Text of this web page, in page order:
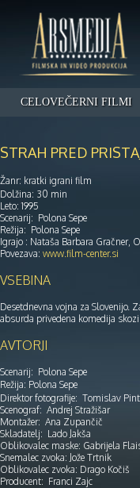
CELOVEČERNI FILMI
STRAH PRED
Žanr: kratki igrani film
Dolžina: 30 min
Leto: 1995
Scenarij: Polona Sepe
Režija: Polona Sepe
Igrajo : Nataša Barbara Gračner,
Povezava: www.film-center.si
VSEBINA
Desetdnevna vojna za Slovenijo.
absurda privedena komedija
AVTORJI
Scenarij: Polona Sepe
Režija: Polona Sepe
Direktor fotografije: Tomislav
Scenograf: Andrej Stražišar
Montažer: Ana Zupančič
Skladatelj: Lado Jakša
Oblikovalec maske: Gabrijela
Snemalec zvoka: Jože Trtnik
Oblikovalec zvoka: Drago Kočiš
Producent: Franci Zajc